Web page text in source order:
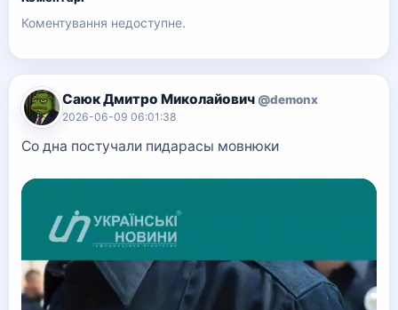
Коментування недоступне.
Саюк Дмитро Миколайович @demonx
2026-06-09 06:01:38
Со дна постучали пидарасы мовнюки